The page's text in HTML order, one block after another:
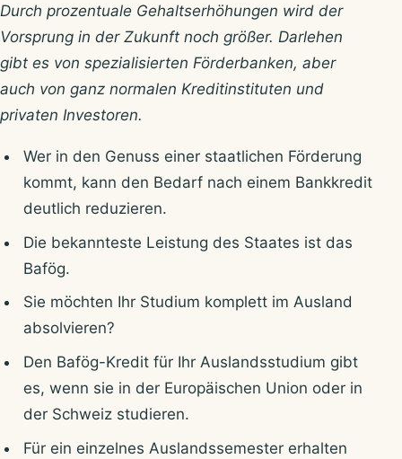
Durch prozentuale Gehaltserhöhungen wird der
Vorsprung in der Zukunft noch größer. Darlehen
gibt es von spezialisierten Förderbanken, aber
auch von ganz normalen Kreditinstituten und
privaten Investoren.
Wer in den Genuss einer staatlichen Förderung
kommt, kann den Bedarf nach einem Bankkredit
deutlich reduzieren.
Die bekannteste Leistung des Staates ist das
Bafög.
Sie möchten Ihr Studium komplett im Ausland
absolvieren?
Den Bafög-Kredit für Ihr Auslandsstudium gibt
es, wenn sie in der Europäischen Union oder in
der Schweiz studieren.
Für ein einzelnes Auslandssemester erhalten